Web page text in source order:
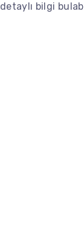
detaylı bilgi